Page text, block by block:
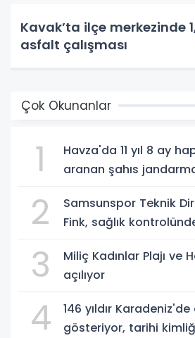
Kavak’ta ilçe merkezinde
asfalt çalışması
Çok Okunanlar
1
Havza'da 11 yıl 8 ay
aranan şahıs
2
Samsunspor Teknik
Fink, sağlık
3
Miliç Kadınlar Plajı ve
açılıyor
4
146 yıldır
gösteriyor, tarihi